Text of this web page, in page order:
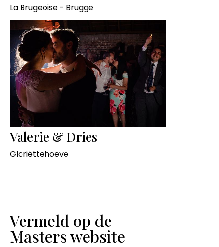
La Brugeoise - Brugge
Valerie & Dries
Gloriëttehoeve
Vermeld op de
Masters website